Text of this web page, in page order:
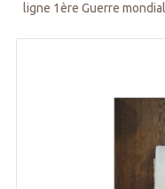
ligne 1ère Guerre